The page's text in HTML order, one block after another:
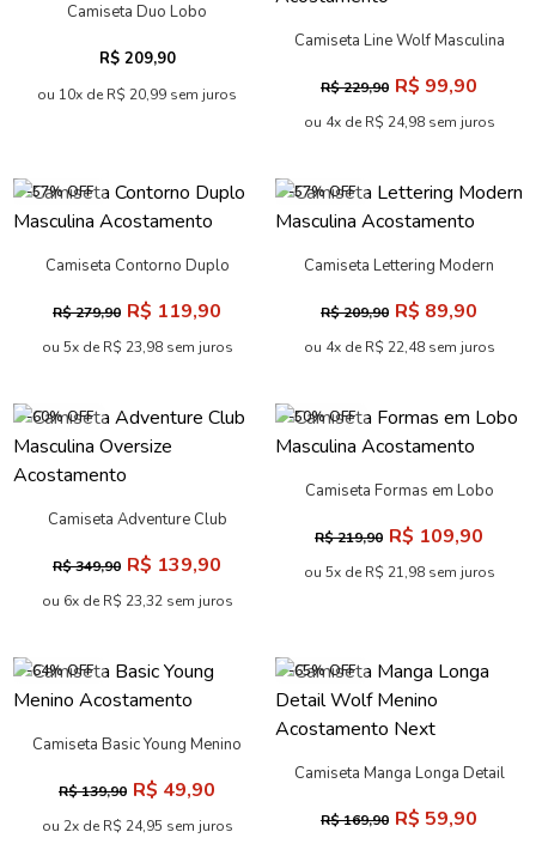
Camiseta Duo Lobo
R$ 209,90
ou 10x de R$ 20,99 sem juros
Camiseta Line Wolf Masculina
R$ 229,90 R$ 99,90
ou 4x de R$ 24,98 sem juros
-57% OFF
Camiseta Contorno Duplo
R$ 279,90 R$ 119,90
ou 5x de R$ 23,98 sem juros
-57% OFF
Camiseta Lettering Modern
R$ 209,90 R$ 89,90
ou 4x de R$ 22,48 sem juros
-60% OFF
Camiseta Adventure Club
Acostamento
R$ 349,90 R$ 139,90
ou 6x de R$ 23,32 sem juros
-50% OFF
Camiseta Formas em Lobo
R$ 219,90 R$ 109,90
ou 5x de R$ 21,98 sem juros
-64% OFF
Camiseta Basic Young Menino
R$ 139,90 R$ 49,90
ou 2x de R$ 24,95 sem juros
-65% OFF
Camiseta Manga Longa Detail
Next
R$ 169,90 R$ 59,90